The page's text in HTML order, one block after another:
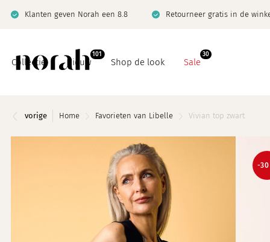
Klanten geven Norah een 8.8 Retourneer gratis in de
Collectie Nieuw
101
Shop de look Sale
30
Co-ord sets
vorige Home Favorieten van Libelle Vivian top zwart
-